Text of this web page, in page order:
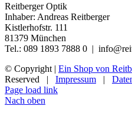
Reitberger Optik
Inhaber: Andreas Reitberger
Kistlerhofstr. 111
81379 München
Tel.: 089 1893 7888 0 |
© Copyright | Ein Shop von
Reserved | Impressum |
Page load link
Nach oben